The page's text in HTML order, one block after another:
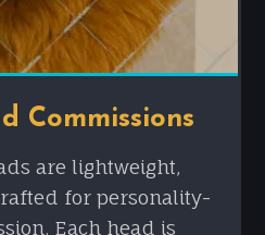
Commissions
are lightweight,
for personality-
Each head is